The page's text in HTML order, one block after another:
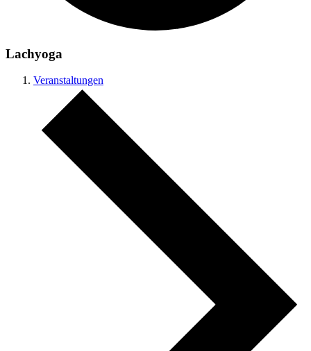
Lachyoga
Veranstaltungen